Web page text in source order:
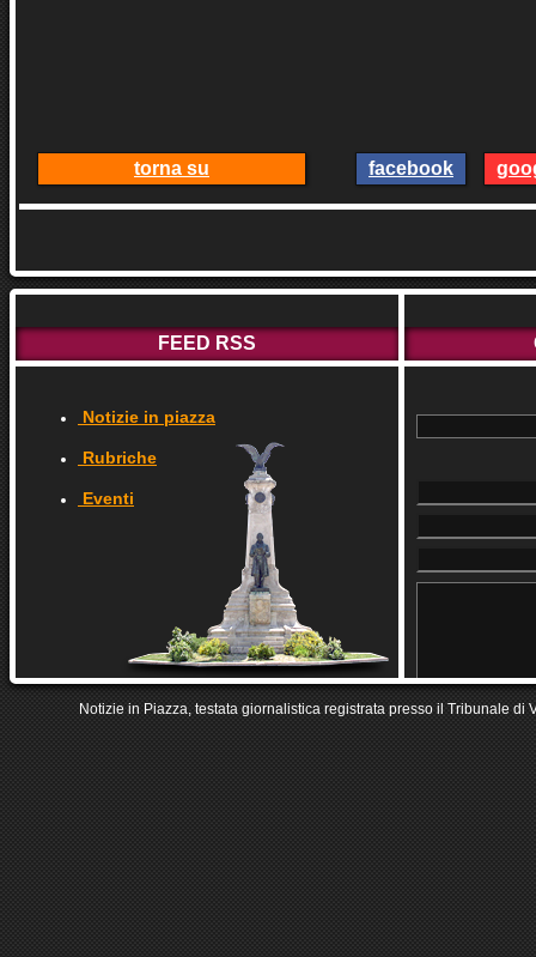
torna su facebook
FEED RSS
Notizie in piazza
Rubriche
Eventi
Notizie in Piazza, testata giornalistica registrata presso il Tribunale